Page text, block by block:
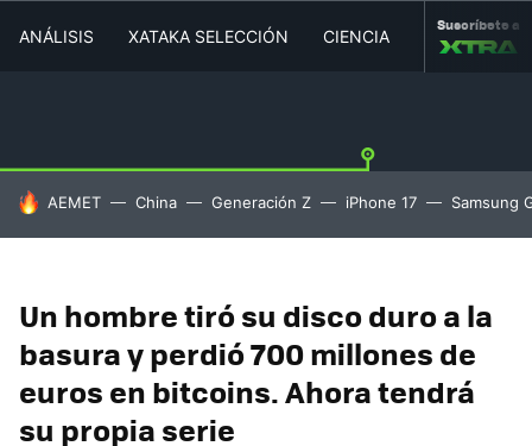
ANÁLISIS XATAKA SELECCIÓN CIENCIA MOVILIDAD
Suscríbete a
HOY SE HABLA DE
AEMET China Generación Z iPhone 17 Samsung
Un hombre tiró su disco duro a la
basura y perdió 700 millones de
euros en bitcoins. Ahora tendrá
su propia serie